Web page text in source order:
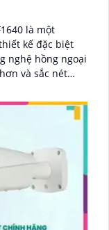
là một
kế đặc biệt
và sắc nét